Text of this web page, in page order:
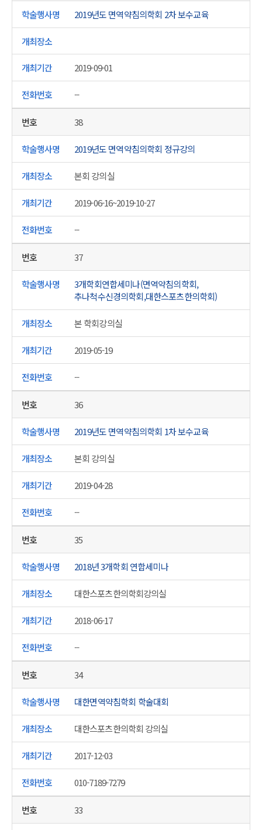
2019년도 면역약침의학회 2차 보수교육
2019-09-01
--
38
2019년도 면역약침의학회 정규강의
본회 강의실
2019-06-16~2019-10-27
--
37
3개학회연합세미나(면역약침의학회,
추나척수신경의학회,대한스포츠한의학회)
본 학회강의실
2019-05-19
--
36
2019년도 면역약침의학회 1차 보수교육
본회 강의실
2019-04-28
--
35
2018년 3개학회 연합세미나
대한스포츠한의학회강의실
2018-06-17
--
34
대한면역약침학회 학술대회
대한스포츠한의학회 강의실
2017-12-03
010-7189-7279
33